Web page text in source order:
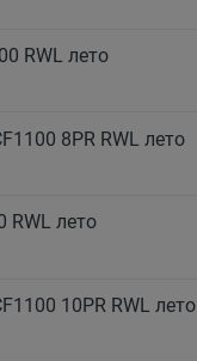
RWL лето
8PR RWL лето
RWL лето
10PR RWL лето